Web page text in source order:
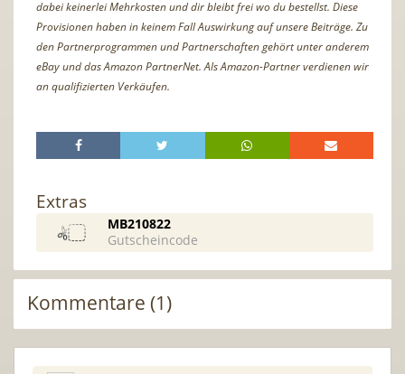
dabei keinerlei Mehrkosten und dir bleibt frei wo du bestellst. Diese
Provisionen haben in keinem Fall Auswirkung auf unsere Beiträge. Zu
den Partnerprogrammen und Partnerschaften gehört unter anderem
eBay und das Amazon PartnerNet. Als Amazon-Partner verdienen wir
an qualifizierten Verkäufen.
Extras
MB210822
Gutscheincode
Kommentare (1)